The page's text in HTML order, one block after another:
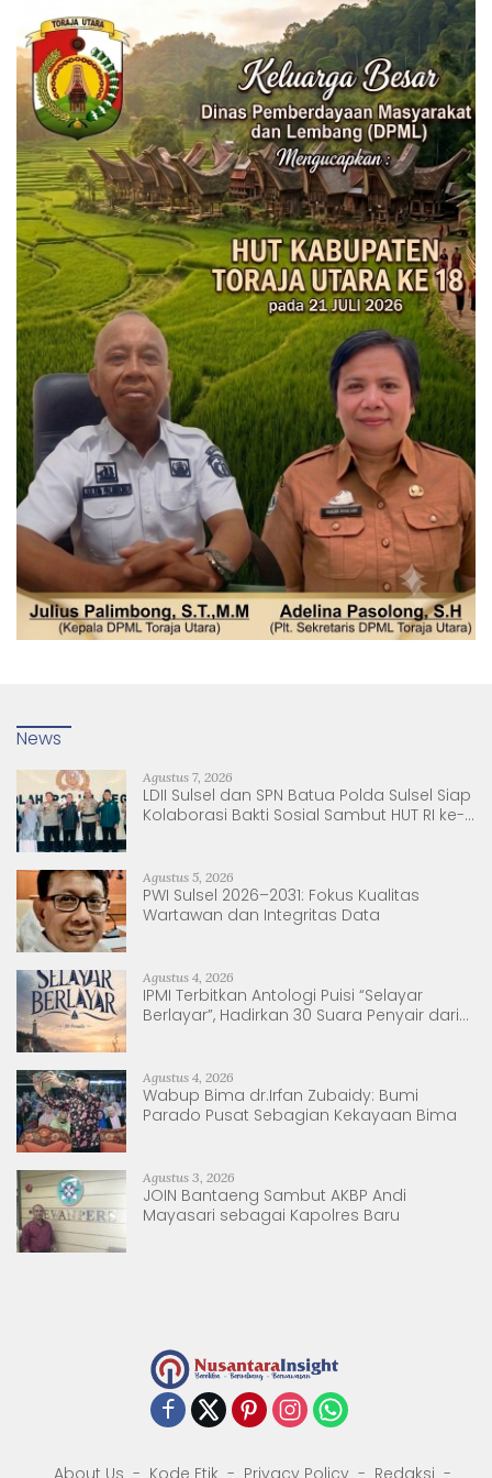
News
Agustus 7, 2026
LDII Sulsel dan SPN Batua Polda Sulsel Siap
Kolaborasi Bakti Sosial Sambut HUT RI ke-
Agustus 5, 2026
PWI Sulsel 2026–2031: Fokus Kualitas
Wartawan dan Integritas Data
Agustus 4, 2026
IPMI Terbitkan Antologi Puisi “Selayar
Berlayar”, Hadirkan 30 Suara Penyair dari
Agustus 4, 2026
Wabup Bima dr.Irfan Zubaidy: Bumi
Parado Pusat Sebagian Kekayaan Bima
Agustus 3, 2026
JOIN Bantaeng Sambut AKBP Andi
Mayasari sebagai Kapolres Baru